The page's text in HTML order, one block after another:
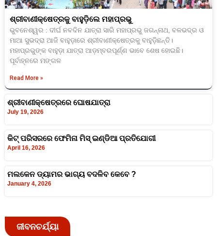
ଶ୍ରୀବାଣୀକ୍ଷେତ୍ରକୁ ବାହୁଡ଼ିଲେ ମହାପ୍ରଭୁ
ଭୁବନେଶ୍ୱର : ଦୀର୍ଘ ନବଦିନ ଯାତ୍ରା ସାରି ମହାପ୍ରଭୁ ଜଗନ୍ନାଥ, ବଳଭଦ୍ର ଓ
ମାଆ ସୁଭଦ୍ରା ଆଜି ବାହୁଡ଼ାରେ ଶ୍ରୀବାଣୀକ୍ଷେତ୍ରକୁ ବାହୁଡ଼ିଛନ୍ତି।
ମହାପ୍ରଭୁଙ୍କ ବାହୁଡ଼ା ଯାତ୍ରା ଆଡ଼ମ୍ବରପୂର୍ଣ୍ଣ ଭାବେ ଶେଷ ହୋଇଛି।
ପୂର୍ବାହ୍ନରେ ମଙ୍ଗଳ
Read More »
ଶ୍ରୀବାଣୀକ୍ଷେତ୍ରରେ ଘୋଷଯାତ୍ରା
July 19, 2026
କିଟ୍‍ ପରିସରରେ ଫେମିନା ମିସ୍ ଇଣ୍ଡିଆ ପ୍ରତିଯୋଗୀ
April 16, 2026
ମଲକେନ ଡ୍ୟାମର ଭାଗ୍ୟ ବଦଳିବ କେବେ ?
January 4, 2026
ଜୀବନଚର୍ଯ୍ୟା